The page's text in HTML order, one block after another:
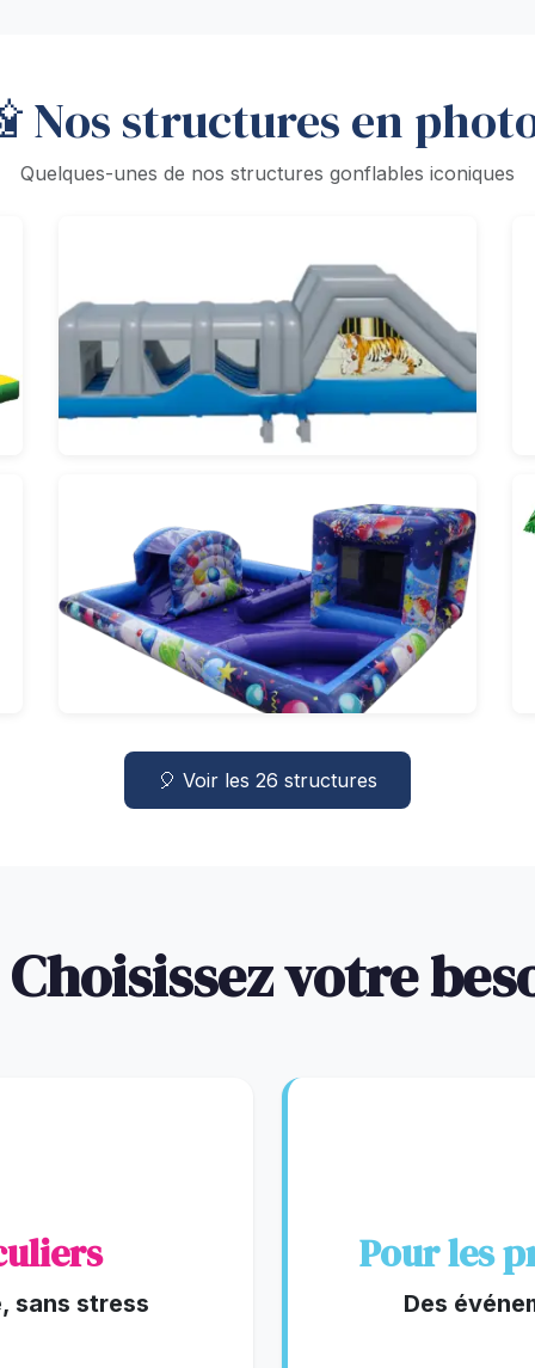
Nos structures en
Quelques-unes de nos structures gonflables iconiques
🎈 Voir les 26 structures
votre
sans stress
Pour les
Des